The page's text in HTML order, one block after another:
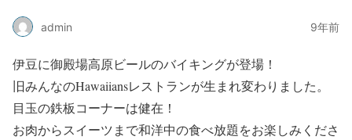
admin 9年前
伊豆に御殿場高原ビールのバイキングが登場！
旧みんなのHawaiiansレストランが生まれ変わりました。
目玉の鉄板コーナーは健在！
お肉からスイーツまで和洋中の食べ放題をお楽しみくださ